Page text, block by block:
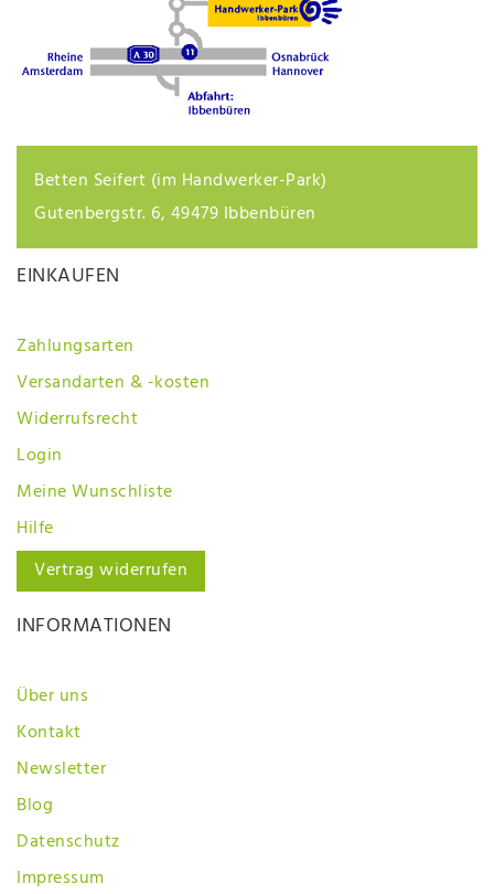
Betten Seifert (im Handwerker-Park)
Gutenbergstr. 6, 49479 Ibbenbüren
EINKAUFEN
Zahlungsarten
Versandarten & -kosten
Widerrufsrecht
Login
Meine Wunschliste
Hilfe
Vertrag widerrufen
INFORMATIONEN
Über uns
Kontakt
Newsletter
Blog
Datenschutz
Impressum